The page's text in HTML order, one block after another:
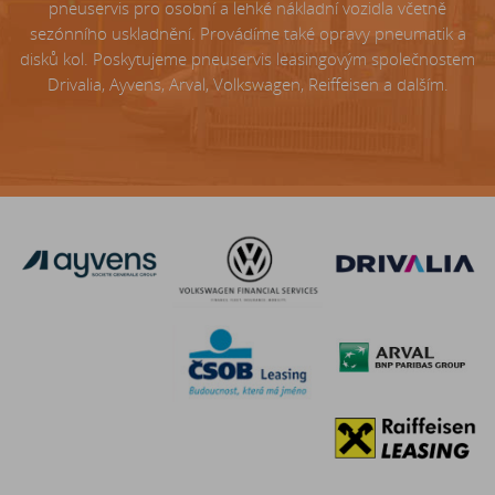
pneuservis pro osobní a lehké nákladní vozidla včetně
sezónního uskladnění. Provádíme také opravy pneumatik a
disků kol. Poskytujeme pneuservis leasingovým společnostem
Drivalia, Ayvens, Arval, Volkswagen, Reiffeisen a dalším.